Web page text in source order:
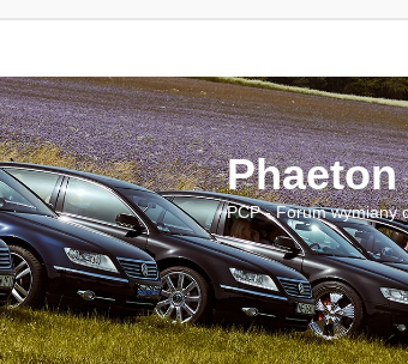
PCP - Forum wymiany